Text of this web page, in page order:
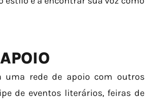
uma rede de apoio com outros
de eventos literários, feiras de